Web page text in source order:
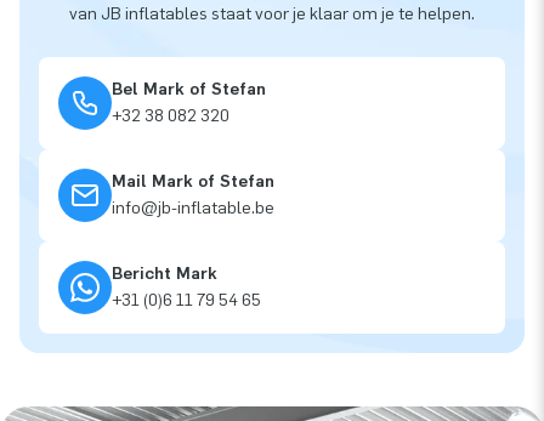
van JB inflatables staat voor je klaar om je te helpen.
Bel Mark of Stefan
+32 38 082 320
Mail Mark of Stefan
info@jb-inflatable.be
Bericht Mark
+31 (0)6 11 79 54 65